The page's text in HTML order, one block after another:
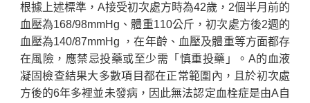
根據上述標準，A接受初次處方時為42歲，2個半月前的
血壓為168/98mmHg、體重110公斤，初次處方後2週的
血壓為140/87mmHg ，在年齡、血壓及體重等方面都存
在風險，應禁忌投藥或至少需「慎重投藥」。A的血液
凝固檢查結果大多數項目都在正常範圍內，且於初次處
方後的6年多裡並未發病，因此無法認定血栓症是由A自